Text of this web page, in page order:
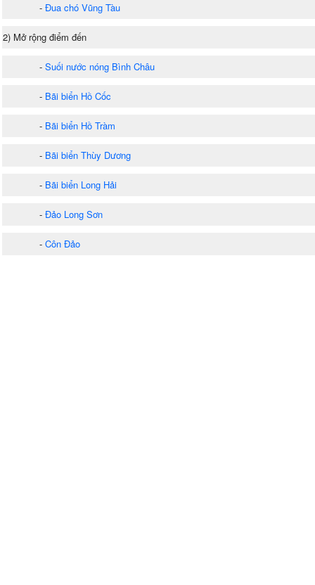
- Đua chó Vũng Tàu
2) Mở rộng điểm đến
- Suối nước nóng Bình Châu
- Bãi biển Hồ Cốc
- Bãi biển Hồ Tràm
- Bãi biển Thùy Dương
- Bãi biển Long Hải
- Đảo Long Sơn
- Côn Đảo